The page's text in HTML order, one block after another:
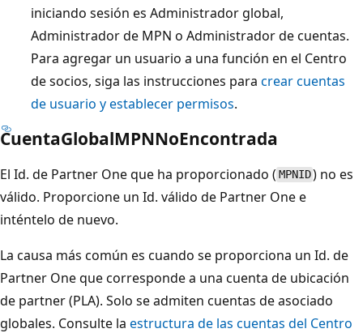
iniciando sesión es Administrador global,
Administrador de MPN o Administrador de cuentas.
Para agregar un usuario a una función en el Centro
de socios, siga las instrucciones para crear cuentas
de usuario y establecer permisos.
CuentaGlobalMPNNoEncontrada
El Id. de Partner One que ha proporcionado ( MPNID) no es
válido. Proporcione un Id. válido de Partner One e
inténtelo de nuevo.
La causa más común es cuando se proporciona un Id. de
Partner One que corresponde a una cuenta de ubicación
de partner (PLA). Solo se admiten cuentas de asociado
globales. Consulte la estructura de las cuentas del Centro